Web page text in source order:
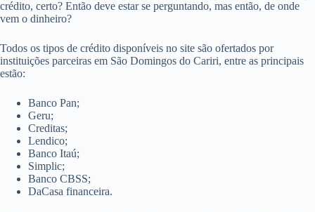
crédito, certo? Então deve estar se perguntando, mas então, de onde
vem o dinheiro?
Todos os tipos de crédito disponíveis no site são ofertados por
instituições parceiras em São Domingos do Cariri, entre as principais
estão:
Banco Pan;
Geru;
Creditas;
Lendico;
Banco Itaú;
Simplic;
Banco CBSS;
DaCasa financeira.